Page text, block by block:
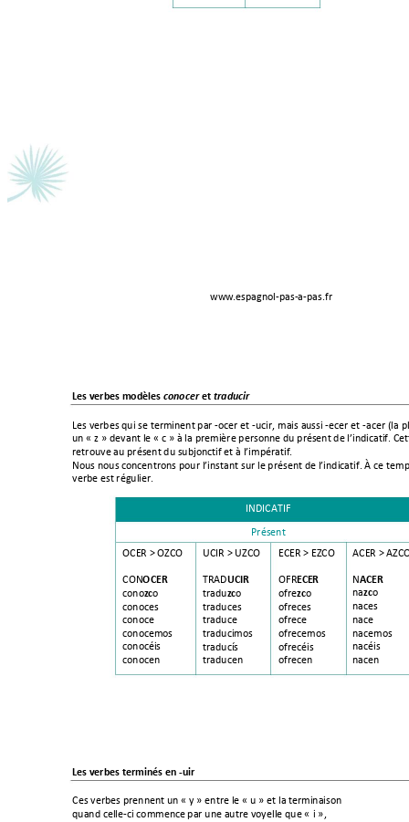
www.espagnol-pas-a-pas.fr
Les verbes modèles conocer et traducir
Les verbes qui se terminent par -ocer et -ucir, mais aussi -ecer et -acer (la
un « z » devant le « c » à la première personne du présent de l’indicatif.
retrouve au présent du subjonctif et à l’impératif.
Nous nous concentrons pour l’instant sur le présent de l’indicatif. À ce t
verbe est régulier.
Les verbes terminés en -uir
Ces verbes prennent un « y » entre le « u » et la terminaison
quand celle-ci commence par une autre voyelle que « i »
OCER > OZCO
CONOCER
conozco
conoces
conoce
conocemos
conocéis
conocen
UCIR > UZCO
TRADUCIR
traduzco
traduces
traduce
traducimos
traducís
traducen
INDICATIF
Présent
ECER > EZCO
OFRECER
ofrezco
ofreces
ofrece
ofrecemos
ofrecéis
ofrecen
ACER >
NACER
nazco
naces
nace
nacemos
nacéis
nacen